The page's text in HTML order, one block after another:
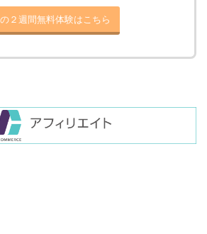
２週間無料体験はこちら